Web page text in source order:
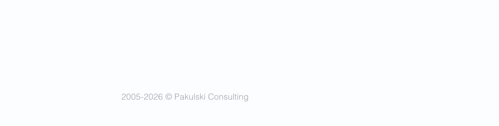
2005-2026 © Pakulski Consulting